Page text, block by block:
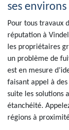
ses environs
Pour tous travaux
réputation à
les propriétaires
un problème de
est en mesure
faisant appel à
suite les solutions
étanchéité.
régions à